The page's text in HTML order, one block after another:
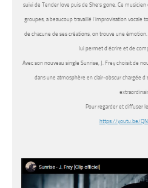
suivi de Tender love puis de She’s gone. Ce
groupes, a beaucoup travaillé l’improvisation vocale
de chacune de ses créations, on trouve une
lui permet d’écrire et de
Avec son nouveau single Sunrise, J. Frey choisit de
dans une atmosphère en clair-obscur chargée
Pour regarder et diffuser
https://youtu.be/